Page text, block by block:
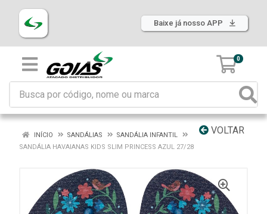
Baixe já nosso APP
0
VOLTAR
INÍCIO SANDÁLIAS
SANDÁLIA INFANTIL
SANDÁLIA HAVAIANAS KIDS SLIM PRINCESS AZUL 27/28